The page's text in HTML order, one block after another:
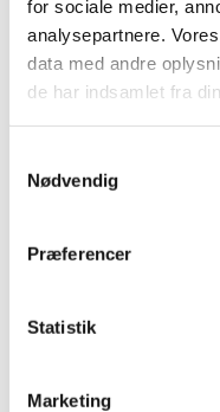
for sociale medier,
analysepartnere.
data med andre
de har indsamlet fra
Nødvendig
Præferencer
Statistik
Marketing
Du vil